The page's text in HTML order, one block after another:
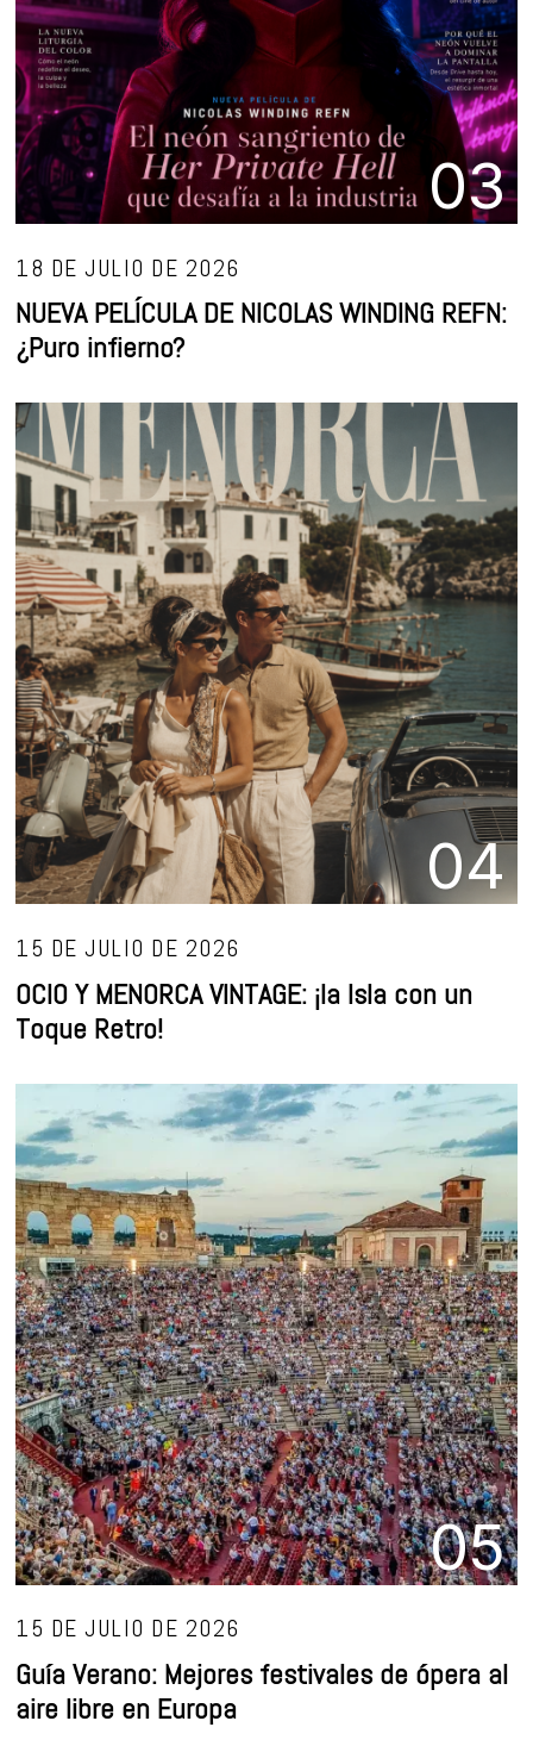
03
18 DE JULIO DE 2026
NUEVA PELÍCULA DE NICOLAS WINDING REFN:
¿Puro infierno?
04
15 DE JULIO DE 2026
OCIO Y MENORCA VINTAGE: ¡la Isla con un
Toque Retro!
05
15 DE JULIO DE 2026
Guía Verano: Mejores festivales de ópera al
aire libre en Europa